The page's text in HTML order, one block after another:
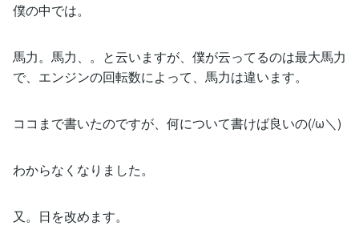
僕の中では。
馬力。馬力、。と云いますが、僕が云ってるのは最大馬力
で、エンジンの回転数によって、馬力は違います。
ココまで書いたのですが、何について書けば良いの(/ω＼)
わからなくなりました。
又。日を改めます。